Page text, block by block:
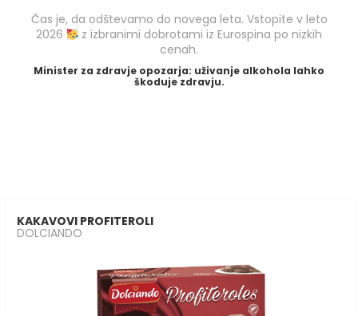
Čas je, da odštevamo do novega leta. Vstopite v leto
2026
z izbranimi dobrotami iz Eurospina po nizkih
cenah.
Minister za zdravje opozarja: uživanje alkohola lahko
škoduje zdravju.
KAKAVOVI PROFITEROLI
DOLCIANDO